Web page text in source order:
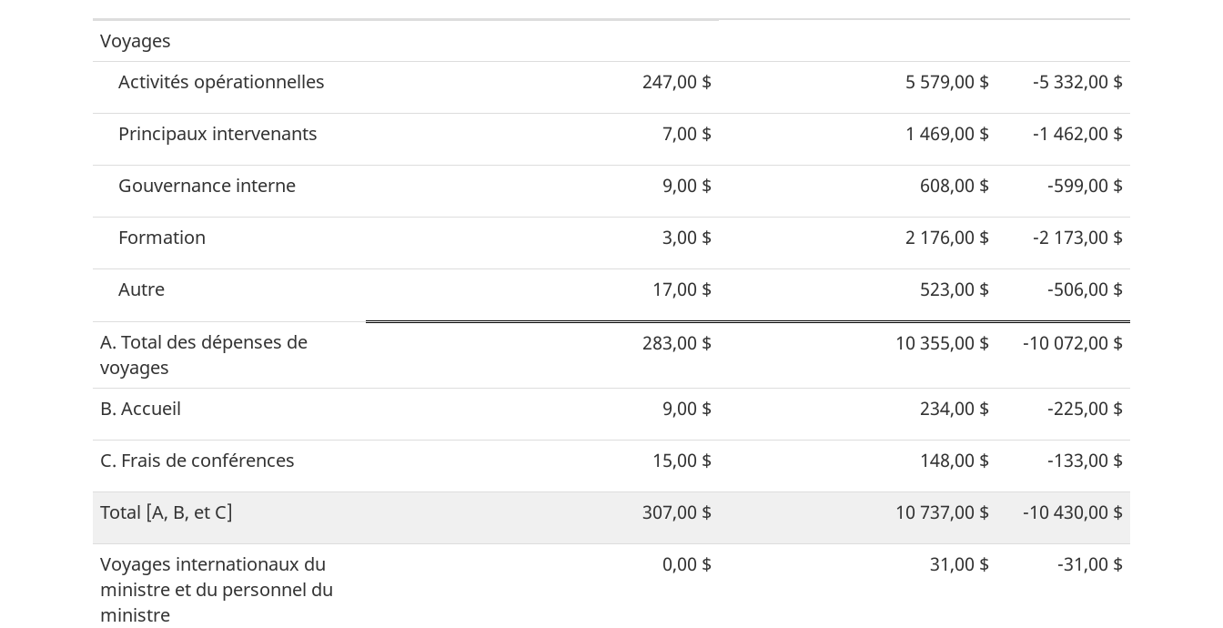
Dépenses
voyages,
d’accueil
et
conférences
Voyages
Activités opérationnelles
247,00 $ 5 579,00 $ -5 332,00 $
Principaux intervenants 7,00 $ 1 469,00 $ -1 462,00 $
Gouvernance interne 9,00 $ 608,00 $ -599,00 $
Formation 3,00 $ 2 176,00 $ -2 173,00 $
Autre 17,00 $ 523,00 $ -506,00 $
A. Total des dépenses de
voyages
283,00 $ 10 355,00 $ -10 072,00 $
B. Accueil 9,00 $ 234,00 $ -225,00 $
C. Frais de conférences 15,00 $ 148,00 $ -133,00 $
Total [A, B, et C] 307,00 $ 10 737,00 $ -10 430,00 $
Voyages internationaux du
ministre et du personnel du
ministre
0,00 $ 31,00 $ -31,00 $